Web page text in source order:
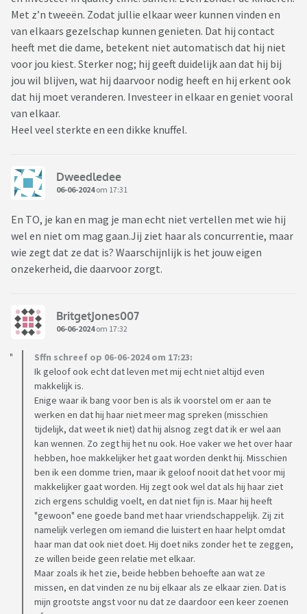
helpen met hardlopen. Puur vriendschappelijk, en hij spreekt
hij daardoor wekelijks. Bespreken hun problemen, en hij
voelt zich op zijn gemak bij haar. Nu hebben we al vele
discussies en ruzies hierover gehad. Dat ik niet weer hoe ik
hiermee om moet gaan. Angst dat hij haar weer leuk gaat
vinden, angst dat hij haar hand weer vastpakt, haar troost,
en uiteindelijk haar kust of verliefd op haar gaat worden.
Hij blijft volhouden dat dit niet zal gebeuren, want hij is met
Tot afgelopen weekend de bom is gebarsten bij hem. Op dit
moment vind hij dat onze relatie echt in een mega sleur zit,
hij vind dat ik niet genoeg aandacht geef. Waarom ik niet
met hem "droom" over de toekomst, want hij vind het
vreselijk dat ik altijd de kids er bij betrek. Ik vind het zelf echt
enorm leuk en fijn om als gezin samen dingen te doen. Ik
geniet daar echt enorm van. Hij vind het raar dat ik niet met
samen meemaken... Hij heeft hobby's wat ik niet leuk vind om
te doen. Hij kan uren mountainbiken en hardlopen. Ik heb
geprobeerd dat te doen, maar mountainbiken vond ik te eng,
en hardlopen kan ik niet. En zo komen er steeds meer dingen
waar hij niet tevreden over is. Ook blijft hij aangeven dat ik
moet veranderen, dat hij al veel dingen geeft geprobeerd
met wat hij zou willen doen. Ik ben geen grote dromer, ik
geniet van de simpele dingen en leef meer in het nu.
Wij zijn van huis uit geen dromers en materialistisch. Gezond
zijn, dak boven je hoofd en elke dag kunnen eten was
prioriteit. Hij komt uit een gezin met hoge opleidingen, geld
verdienen, aflossen en dure merken en alles groter/duurder
willen hebben.
Hij blijft zeggen in de gesprekken dat hij van mij houdt, en er
voor wil gaan. Maar als ik elke keer over zijn ex praat, zegt hij
dat hij zich niet gaat aanpassen. Ik moet er maar mee leren
omgaan. Want zij is niet het probleem van onze relatie,
maar dat zijn wij samen. En toch, mijn onderbuikgevoel
Met z’n tweeën. Zodat jullie elkaar weer kunnen vinden en
van elkaars gezelschap kunnen genieten. Dat hij contact
heeft met die dame, betekent niet automatisch dat hij niet
voor jou kiest. Sterker nog; hij geeft duidelijk aan dat hij bij
jou wil blijven, wat hij daarvoor nodig heeft en hij erkent ook
dat hij moet veranderen. Investeer in elkaar en geniet vooral
van elkaar.
Heel veel sterkte en een dikke knuffel.
Dweedledee
06-06-2024om 17:31
En TO, je kan en mag je man echt niet vertellen met wie hij
wel en niet om mag gaan.Jij ziet haar als concurrentie, maar
wie zegt dat ze dat is? Waarschijnlijk is het jouw eigen
onzekerheid, die daarvoor zorgt.
BritgetJones007
06-06-2024om 17:32
Sffn schreef op 06-06-2024 om 17:23:
Ik geloof ook echt dat leven met mij echt niet altijd even
makkelijk is.
Enige waar ik bang voor ben is als ik voorstel om er aan te
werken en dat hij haar niet meer mag spreken (misschien
tijdelijk, dat weet ik niet) dat hij alsnog zegt dat ik er wel aan
kan wennen. Zo zegt hij het nu ook. Hoe vaker we het over haar
hebben, hoe makkelijker het gaat worden denkt hij. Misschien
ben ik een domme trien, maar ik geloof nooit dat het voor mij
makkelijker gaat worden. Hij zegt ook wel dat als hij haar ziet
zich ergens schuldig voelt, en dat niet fijn is. Maar hij heeft
"gewoon" ene goede band met haar vriendschappelijk. Zij zit
namelijk verlegen om iemand die luistert en haar helpt omdat
haar man dat ook niet doet. Hij doet niks zonder het te zeggen,
ze willen beide geen relatie met elkaar.
Maar zoals ik het zie, beide hebben behoefte aan wat ze
missen, en dat vinden ze nu bij elkaar als ze elkaar zien. Dat is
mijn grootste angst voor nu dat ze daardoor een keer zoenen